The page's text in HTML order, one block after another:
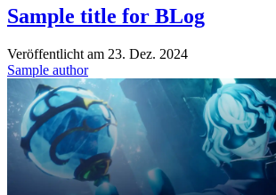
Sample title for BLog
Veröffentlicht am 23. Dez. 2024
Sample author